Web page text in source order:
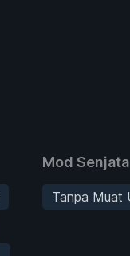
Mod Senjata
Tanpa Muat